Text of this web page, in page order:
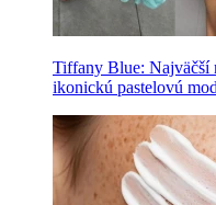
Tiffany Blue: Najväčší
ikonickú pastelovú